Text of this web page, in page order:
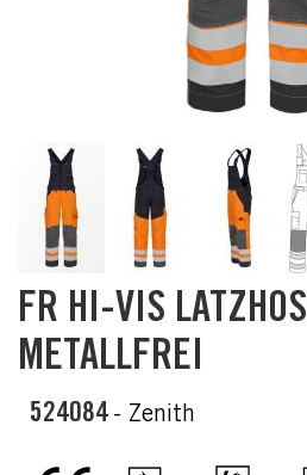
Skip
to
the
beginning
the
FR HI-VIS
METALLFREI
524084 - Zenith